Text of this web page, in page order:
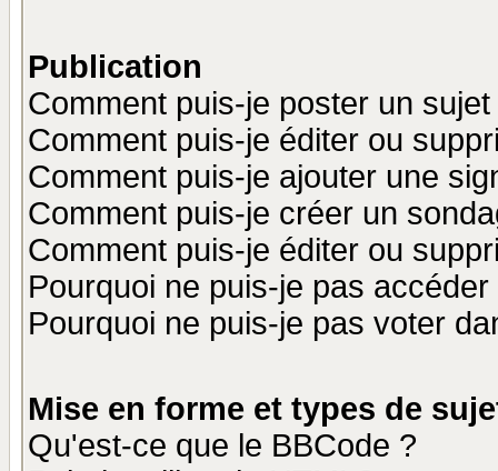
Publication
Comment puis-je poster un
Comment puis-je éditer ou
Comment puis-je ajouter une
Comment puis-je créer un
Comment puis-je éditer ou
Pourquoi ne puis-je pas
Pourquoi ne puis-je pas voter
Mise en forme et types de
Qu'est-ce que le BBCode ?